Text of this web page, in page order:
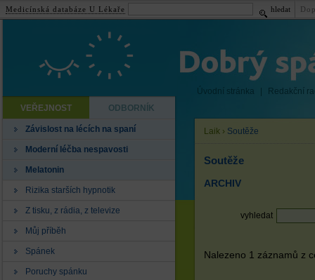
Úvodní stránka
Redakční
VEŘEJNOST
ODBORNÍK
Závislost na lécích na spaní
Moderní léčba nespavosti
Melatonin
Rizika starších hypnotik
Z tisku, z rádia, z televize
Můj příběh
Spánek
Poruchy spánku
Laik › Soutěže
Soutěže
ARCHIV
vyhledat
Nalezeno 1 záznamů z
Medicínská databáze U Lékaře hledat